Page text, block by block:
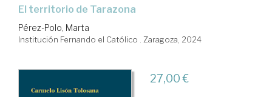
el territorio de Tarazona
Pérez-Polo, Marta
Institución Fernando el Católico . Zaragoza, 2024
27,00 €